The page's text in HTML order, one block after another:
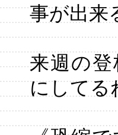
事が出来
来週の
にしてる